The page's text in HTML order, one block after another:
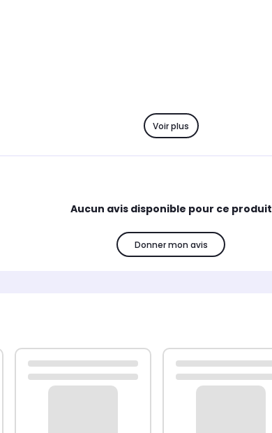
Voir plus
Aucun avis disponible pour ce produit
Donner mon avis